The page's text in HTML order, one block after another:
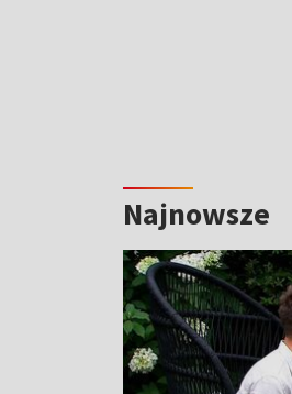
Najnowsze